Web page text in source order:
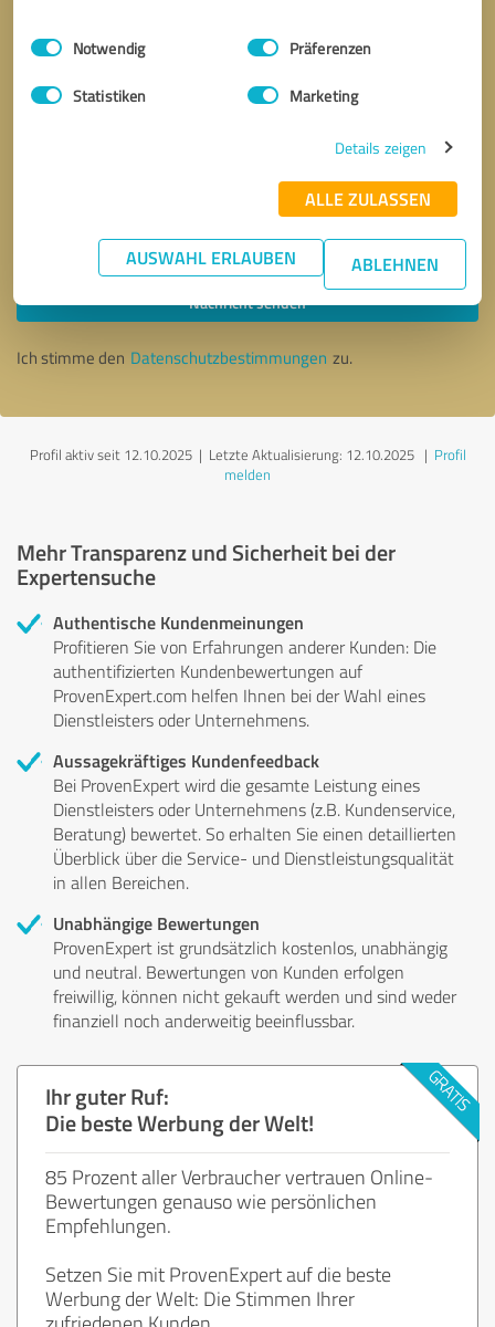
Impressum Datenschutzbestimmungen
Einwilligungsauswahl
Notwendig Präferenzen
Statistiken Marketing
Details zeigen
ALLE ZULASSEN
AUSWAHL ERLAUBEN ABLEHNEN
Bitte um Rückruf * Erforderliche Angaben
Nachricht senden
Ich stimme den Datenschutzbestimmungen zu.
Profil aktiv seit 12.10.2025 | Letzte Aktualisierung: 12.10.2025| Profil
melden
Mehr Transparenz und Sicherheit bei der
Expertensuche
Authentische Kundenmeinungen
Profitieren Sie von Erfahrungen anderer Kunden: Die
authentifizierten Kundenbewertungen auf
ProvenExpert.com helfen Ihnen bei der Wahl eines
Dienstleisters oder Unternehmens.
Aussagekräftiges Kundenfeedback
Bei ProvenExpert wird die gesamte Leistung eines
Dienstleisters oder Unternehmens (z.B. Kundenservice,
Beratung) bewertet. So erhalten Sie einen detaillierten
Überblick über die Service- und Dienstleistungsqualität
in allen Bereichen.
Unabhängige Bewertungen
ProvenExpert ist grundsätzlich kostenlos, unabhängig
und neutral. Bewertungen von Kunden erfolgen
freiwillig, können nicht gekauft werden und sind weder
finanziell noch anderweitig beeinflussbar.
Ihr guter Ruf:
Die beste Werbung der Welt!
85 Prozent aller Verbraucher vertrauen Online-
Bewertungen genauso wie persönlichen
Empfehlungen.
Setzen Sie mit ProvenExpert auf die beste
Werbung der Welt: Die Stimmen Ihrer